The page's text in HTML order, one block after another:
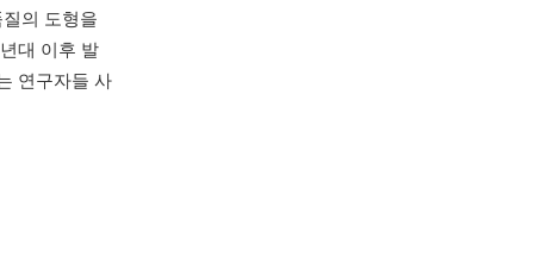
의 도형을
대 이후 발
연구자들 사